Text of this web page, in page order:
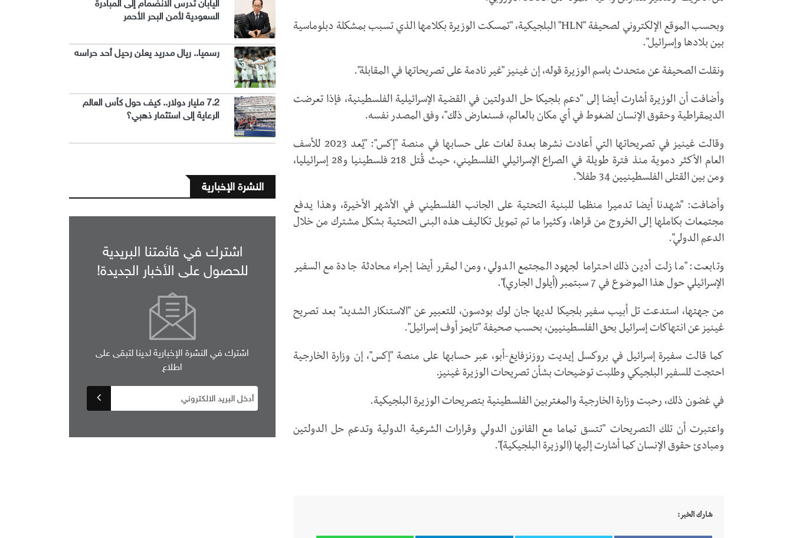
وبحسب الموقع الإلكتروني لصحيفة "HLN" البلجيكية، "تمسكت الوزيرة بكلامها الذي تسبب بمشكلة دبلوماسية
بين بلادها وإسرائيل".
ونقلت الصحيفة عن متحدث باسم الوزيرة قوله، إن غينيز "غير نادمة على تصريحاتها في المقابلة".
وأضافت أن الوزيرة أشارت أيضا إلى "دعم بلجيكا حل الدولتين في القضية الإسرائيلية الفلسطينية، فإذا تعرضت
الديمقراطية وحقوق الإنسان لضغوط في أي مكان بالعالم، فسنعارض ذلك"، وفق المصدر نفسه.
وقالت غينيز في تصريحاتها التي أعادت نشرها بعدة لغات على حسابها في منصة "إكس": "يُعد 2023 للأسف
العام الأكثر دموية منذ فترة طويلة في الصراع الإسرائيلي الفلسطيني، حيث قُتل 218 فلسطينيا و28 إسرائيليا،
ومن بين القتلى الفلسطينيين 34 طفلا".
وأضافت: "شهدنا أيضا تدميرا منظما للبنية التحتية على الجانب الفلسطيني في الأشهر الأخيرة، وهذا يدفع
مجتمعات بكاملها إلى الخروج من قراها، وكثيرا ما تم تمويل تكاليف هذه البنى التحتية بشكل مشترك من خلال
الدعم الدولي".
وتابعت: "ما زلت أدين ذلك احتراما لجهود المجتمع الدولي، ومن المقرر أيضا إجراء محادثة جادة مع السفير
الإسرائيلي حول هذا الموضوع في 7 سبتمبر (أيلول الجاري)".
من جهتها، استدعت تل أبيب سفير بلجيكا لديها جان لوك بودسون، للتعبير عن "الاستنكار الشديد" بعد تصريح
غينيز عن انتهاكات إسرائيل بحق الفلسطينيين، بحسب صحيفة "تايمز أوف إسرائيل".
كما قالت سفيرة إسرائيل في بروكسل إيديت روزنزفايغ-أبو، عبر حسابها على منصة "إكس"، إن وزارة الخارجية
احتجت للسفير البلجيكي وطلبت توضيحات بشأن تصريحات الوزيرة غينيز.
في غضون ذلك، رحبت وزارة الخارجية والمغتربين الفلسطينية بتصريحات الوزيرة البلجيكية.
واعتبرت أن تلك التصريحات "تتسق تماما مع القانون الدولي وقرارات الشرعية الدولية وتدعم حل الدولتين
ومبادئ حقوق الإنسان كما أشارت إليها (الوزيرة البلجيكية)".
شارك الخبر:
اليابان تدرس الانضمام إلى المبادرة
السعودية لأمن البحر الأحمر
رسميا.. ريال مدريد يعلن رحيل أحد حراسه
7.2 مليار دولار.. كيف حول كأس العالم
الرعاية إلى استثمار ذهبي؟
النشرة الإخبارية
اشترك في قائمتنا البريدية
للحصول على الأخبار الجديدة!
اشترك في النشرة الإخبارية لدينا لتبقى على
اطلاع